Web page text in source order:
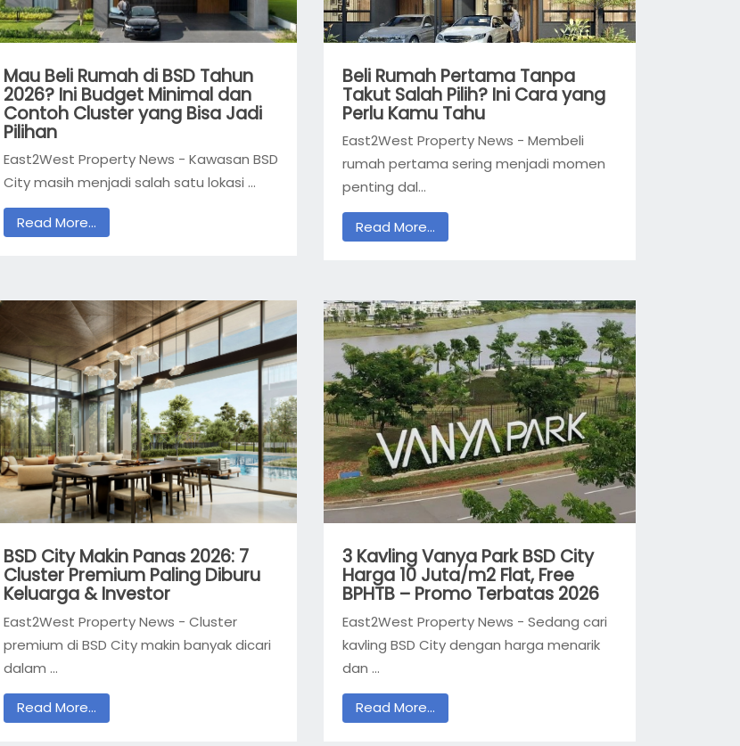
Mau Beli Rumah di BSD Tahun
2026? Ini Budget Minimal dan
Contoh Cluster yang Bisa Jadi
Pilihan
East2West Property News - Kawasan BSD
City masih menjadi salah satu lokasi ...
Read More...
Beli Rumah Pertama Tanpa
Takut Salah Pilih? Ini Cara yang
Perlu Kamu Tahu
East2West Property News - Membeli
rumah pertama sering menjadi momen
penting dal...
Read More...
BSD City Makin Panas 2026: 7
Cluster Premium Paling Diburu
Keluarga & Investor
East2West Property News - Cluster
premium di BSD City makin banyak dicari
dalam ...
Read More...
3 Kavling Vanya Park BSD City
Harga 10 Juta/m2 Flat, Free
BPHTB – Promo Terbatas 2026
East2West Property News - Sedang cari
kavling BSD City dengan harga menarik
dan ...
Read More...